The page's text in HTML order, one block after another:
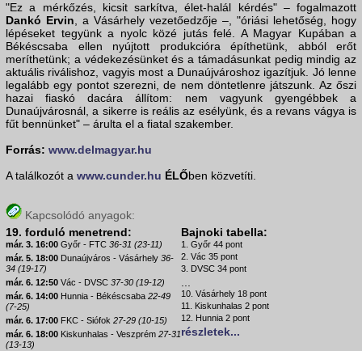
"Ez a mérkőzés, kicsit sarkítva, élet-halál kérdés" – fogalmazott
Dankó Ervin , a Vásárhely vezetőedzője –, "óriási lehetőség, hogy
lépéseket tegyünk a nyolc közé jutás felé. A Magyar Kupában a
Békéscsaba ellen nyújtott produkcióra építhetünk, abból erőt
meríthetünk; a védekezésünket és a támadásunkat pedig mindig az
aktuális riválishoz, vagyis most a Dunaújvároshoz igazítjuk. Jó lenne
legalább egy pontot szerezni, de nem döntetlenre játszunk. Az őszi
hazai fiaskó dacára állítom: nem vagyunk gyengébbek a
Dunaújvárosnál, a sikerre is reális az esélyünk, és a revans vágya is
fűt bennünket" – árulta el a fiatal szakember.
Forrás: www.delmagyar.hu
A találkozót a www.cunder.hu ÉLŐben közvetíti.
Kapcsolódó anyagok:
19. forduló menetrend:
már. 3. 16:00 Győr - FTC 36-31 (23-11)
már. 5. 18:00 Dunaújváros - Vásárhely 36-
34 (19-17)
már. 6. 12:50 Vác - DVSC 37-30 (19-12)
már. 6. 14:00 Hunnia - Békéscsaba 22-49
(7-25)
már. 6. 17:00 FKC - Siófok 27-29 (10-15)
már. 6. 18:00 Kiskunhalas - Veszprém 27-31
(13-13)
Bajnoki tabella:
1. Győr 44 pont
2. Vác 35 pont
3. DVSC 34 pont
10. Vásárhely 18 pont
11. Kiskunhalas 2 pont
12. Hunnia 2 pont
részletek...